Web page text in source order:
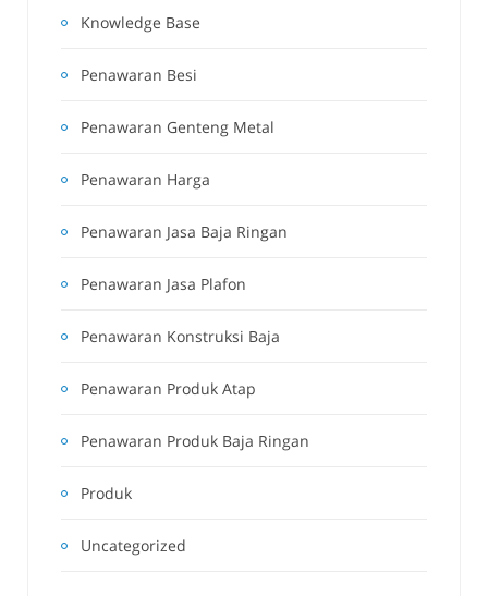
Knowledge Base
Penawaran Besi
Penawaran Genteng Metal
Penawaran Harga
Penawaran Jasa Baja Ringan
Penawaran Jasa Plafon
Penawaran Konstruksi Baja
Penawaran Produk Atap
Penawaran Produk Baja Ringan
Produk
Uncategorized